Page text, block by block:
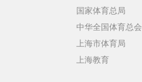
国家体育总局
中华全国体育总会
上海市体育局
上海教育